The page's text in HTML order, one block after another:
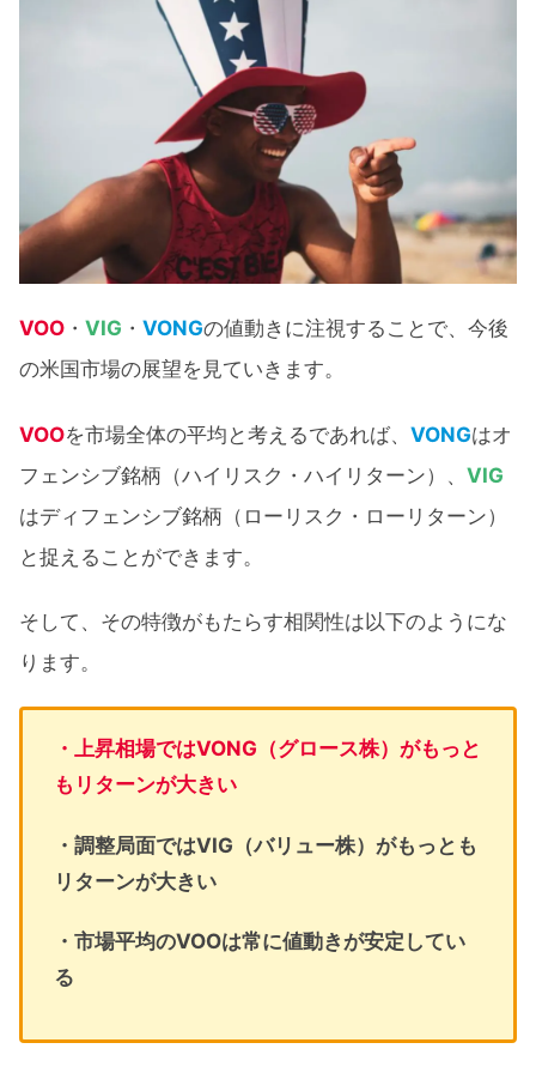
VOO ・ VIG ・ VONGの値動きに注視することで、今後
の米国市場の展望を見ていきます。
VOOを市場全体の平均と考えるであれば、 VONGはオ
フェンシブ銘柄（ハイリスク・ハイリターン）、 VIG
はディフェンシブ銘柄（ローリスク・ローリターン）
と捉えることができます。
そして、その特徴がもたらす相関性は以下のようにな
ります。
・上昇相場ではVONG（グロース株）がもっと
もリターンが大きい
・調整局面ではVIG（バリュー株）がもっとも
リターンが大きい
・市場平均のVOOは常に値動きが安定してい
る